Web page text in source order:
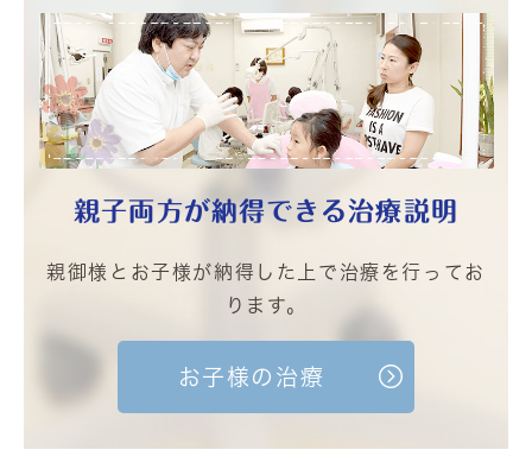
親子両方が納得できる治療説明
親御様とお子様が納得した上で治療を行ってお
ります。
お子様の治療